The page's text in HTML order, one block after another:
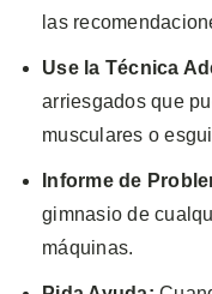
las
Use la Técnica
arriesgados que
musculares o
Informe de
gimnasio de
máquinas.